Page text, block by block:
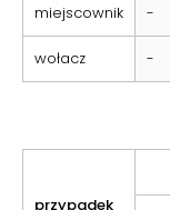
miejscownik -
wołacz -
przypadek